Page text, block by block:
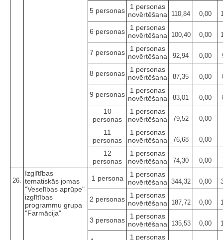
5 personas
1 personas
novērtēšana
110,84 0,00
6 personas
1 personas
novērtēšana
100,40 0,00
7 personas
1 personas
novērtēšana
92,94 0,00
8 personas
1 personas
novērtēšana
87,35 0,00
9 personas
1 personas
novērtēšana
83,01 0,00
10
personas
1 personas
novērtēšana
79,52 0,00
11
personas
1 personas
novērtēšana
76,68 0,00
12
personas
1 personas
novērtēšana
74,30 0,00
26.
Izglītības
tematiskās jomas
"Veselības aprūpe"
izglītības
programmu grupa
"Farmācija"
1 persona
1 personas
novērtēšana 344,32 0,00
2 personas
1 personas
novērtēšana
187,72 0,00
3 personas
1 personas
novērtēšana
135,53 0,00
1 personas